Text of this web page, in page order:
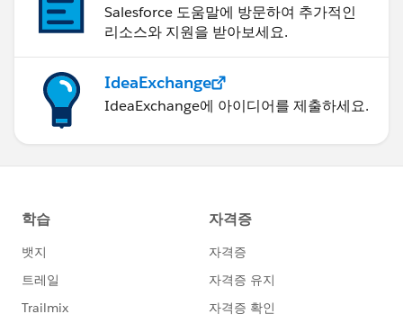
Salesforce 도움말에 방문하여 추가적인
리소스와 지원을 받아보세요.
IdeaExchange
IdeaExchange에 아이디어를 제출하세요.